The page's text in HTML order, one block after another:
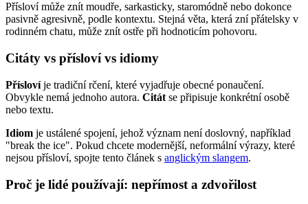
Přísloví může znít moudře, sarkasticky, staromódně nebo dokonce
pasivně agresivně, podle kontextu. Stejná věta, která zní přátelsky v
rodinném chatu, může znít ostře při hodnoticím pohovoru.
Citáty vs přísloví vs idiomy
Příslovíje tradiční rčení, které vyjadřuje obecné ponaučení.
Obvykle nemá jednoho autora. Citát se připisuje konkrétní osobě
nebo textu.
Idiom je ustálené spojení, jehož význam není doslovný, například
"break the ice". Pokud chcete modernější, neformální výrazy, které
nejsou přísloví, spojte tento článek s anglickým slangem.
Proč je lidé používají: nepřímost a zdvořilost